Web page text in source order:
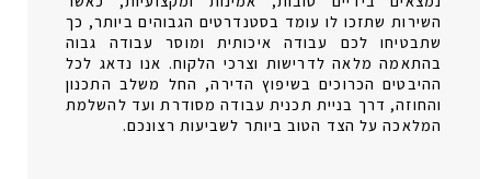
השירות שתזכו לו עומד בסטנדרטים הגבוהים ביותר, כך
שתבטיחו לכם עבודה איכותית ומוסר עבודה גבוה
בהתאמה מלאה לדרישות וצרכי הלקוח. אנו נדאג לכל
ההיבטים הכרוכים בשיפוץ הדירה, החל משלב התכנון
והחוזה, דרך בניית תכנית עבודה מסודרת ועד להשלמת
המלאכה על הצד הטוב ביותר לשביעות רצונכם.